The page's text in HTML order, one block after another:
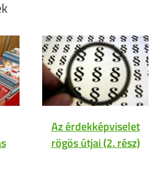
Az érdekképviselet
rögös útjai (2. rész)